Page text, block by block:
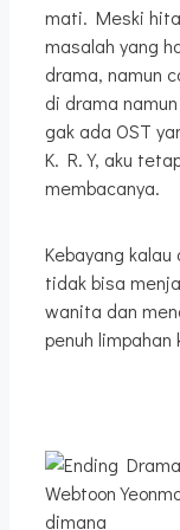
mati. Meski
masalah yang
drama, namun
di drama
gak ada OST
K. R. Y, aku
membacanya.
Kebayang
tidak bisa
wanita dan
penuh